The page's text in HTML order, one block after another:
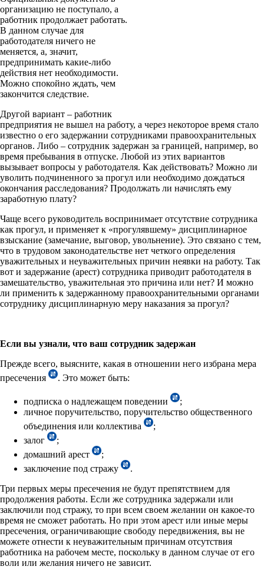
организацию не поступало, а
работник продолжает работать.
В данном случае для
работодателя ничего не
меняется, а, значит,
предпринимать какие-либо
действия нет необходимости.
Можно спокойно ждать, чем
закончится следствие.
Другой вариант – работник
предприятия не вышел на работу, а через некоторое время стало
известно о его задержании сотрудниками правоохранительных
органов. Либо – сотрудник задержан за границей, например, во
время пребывания в отпуске. Любой из этих вариантов
вызывает вопросы у работодателя. Как действовать? Можно ли
уволить подчиненного за прогул или необходимо дождаться
окончания расследования? Продолжать ли начислять ему
заработную плату?
Чаще всего руководитель воспринимает отсутствие сотрудника
как прогул, и применяет к «прогулявшему» дисциплинарное
взыскание (замечание, выговор, увольнение). Это связано с тем,
что в трудовом законодательстве нет четкого определения
уважительных и неуважительных причин неявки на работу. Так
вот и задержание (арест) сотрудника приводит работодателя в
замешательство, уважительная это причина или нет? И можно
ли применить к задержанному правоохранительными органами
сотруднику дисциплинарную меру наказания за прогул?
Если вы узнали, что ваш сотрудник задержан
Прежде всего, выясните, какая в отношении него избрана мера
пресечения
. Это может быть:
подписка о надлежащем поведении
;
личное поручительство, поручительство общественного
объединения или коллектива
;
залог
;
домашний арест
;
заключение под стражу
.
Три первых меры пресечения не будут препятствием для
продолжения работы. Если же сотрудника задержали или
заключили под стражу, то при всем своем желании он какое-то
время не сможет работать. Но при этом арест или иные меры
пресечения, ограничивающие свободу передвижения, вы не
можете отнести к неуважительным причинам отсутствия
работника на рабочем месте, поскольку в данном случае от его
воли или желания ничего не зависит.